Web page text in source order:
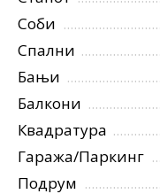
Соби
Спални
Бањи
Балкони
Квадратура
Гаража/Паркинг
Подрум